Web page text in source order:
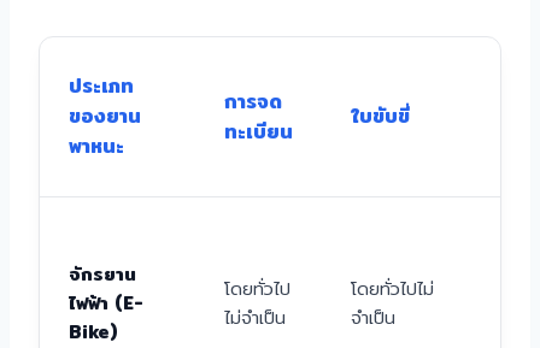
ประเภท
ของยาน
พาหนะ
การจด
ทะเบียน
ใบขับขี่
จักรยาน
ไฟฟ้า (E-
Bike)
โดยทั่วไป
ไม่จำเป็น
โดยทั่วไปไม่
จำเป็น